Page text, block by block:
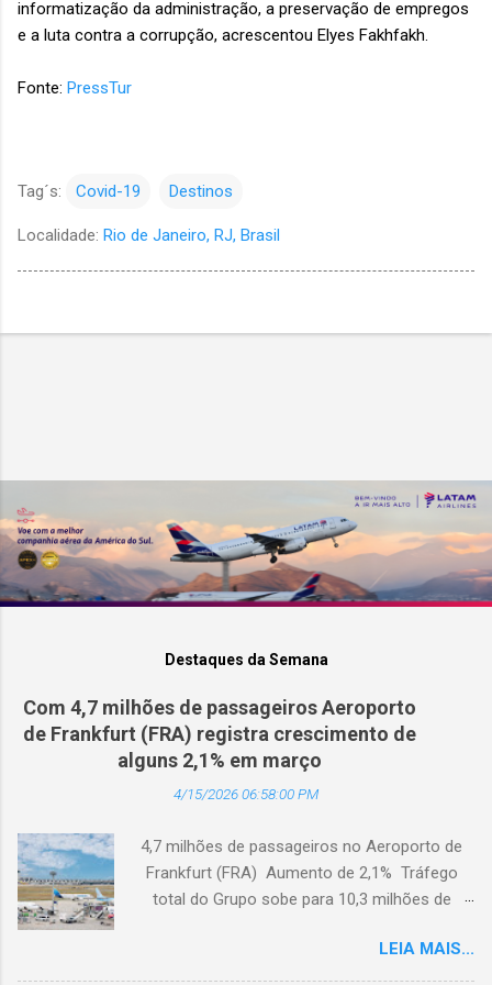
informatização da administração, a preservação de empregos
e a luta contra a corrupção, acrescentou Elyes Fakhfakh.
Fonte: PressTur
Tag´s: Covid-19 Destinos
Localidade: Rio de Janeiro, RJ, Brasil
Destaques da Semana
Com 4,7 milhões de passageiros Aeroporto
de Frankfurt (FRA) registra crescimento de
alguns 2,1% em março
4/15/2026 06:58:00 PM
4,7 milhões de passageiros no Aeroporto de
Frankfurt (FRA) Aumento de 2,1% Tráfego
total do Grupo sobe para 10,3 milhões de
4,7 milhões de passageiros utilizaram o
Aeroporto de Frankfurt (FRA) em março de
LEIA MAIS...